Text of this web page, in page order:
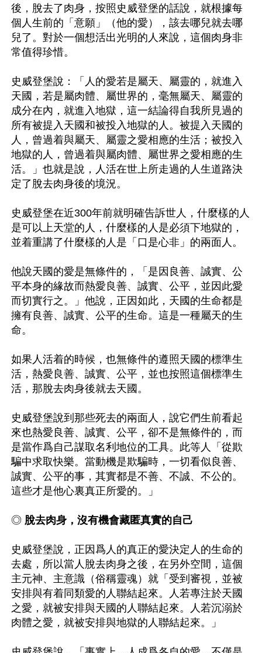
後，脫去了肉身，按照史威登堡的話說，就根據每
個人生前的「意願」（他的愛），該去哪兒就去哪
兒了。對於一個想活出光明的人來說，這個肉身非
常值得珍惜。
史威登堡說：「人的愛若是屬天、屬靈的，就進入
天國，若是屬肉體、屬世界的，毫無屬天、屬靈的
成分在內，就進入地獄，這一結論得自我所見過的
所有被提入天國和被投入地獄的人。被提入天國的
人，曾過着與屬天、屬靈之愛相應的生活；被投入
地獄的人，曾過着與屬肉體、屬世界之愛相應的生
活。」也就是說，人活在世上所走過的人生道路決
定了脫去肉身後的境況。
史威登堡在近300年前就明確告訴世人，什麼樣的人
是可以上天堂的人，什麼樣的人是必須下地獄的，
並着重講了什麼樣的人是「口是心非」的兩面人。
他說天國的愛是無條件的，「是因良善、誠實、公
平本身的緣故而熱愛良善、誠實、公平，並因此愛
而切實行之。」他說，正因如此，天國的生命都是
擁有良善、誠實、公平的生命。這是一種屬天的生
命。
如果人活着的時候，也無條件的遵照天國的標準生
活，熱愛良善、誠實、公平，並也按照這個標準生
活，那脫去肉身後就去天國。
史威登堡說到那些死去的兩面人，說它們生前看起
來也熱愛良善、誠實、公平，卻不是無條件的，而
是當作爲自己謀取名利地位的工具。此等人「從欺
騙中求取快樂。當動機是欺騙時，一切看似良善、
誠實、公平的事，其實都是不善、不誠、不公的。
這些才是他心裏真正所愛的。」
◎ 脫去肉身，沒有機會藏匿真實的自己
史威登堡說，正因爲人的真正的愛決定人的生命的
去處，所以當人脫去肉身之後，在另外空間，這個
主元神、主意識（俗稱靈魂）就「受到審視，並被
安排與有着同類愛的人聯結起來。人若專注於天國
之愛，就被安排與天國的人聯結起來。人若沉溺於
肉體之愛，就被安排與地獄的人聯結起來。」